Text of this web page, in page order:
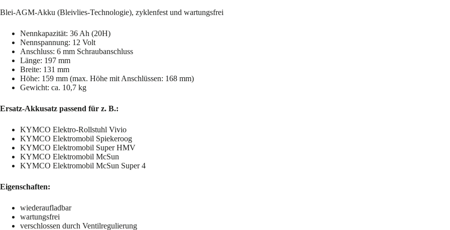
Blei-AGM-Akku (Bleivlies-Technologie), zyklenfest und wartungsfrei
Nennkapazität: 36 Ah (20H)
Nennspannung: 12 Volt
Anschluss: 6 mm Schraubanschluss
Länge: 197 mm
Breite: 131 mm
Höhe: 159 mm (max. Höhe mit Anschlüssen: 168 mm)
Gewicht: ca. 10,7 kg
Ersatz-Akkusatz passend für z. B.:
KYMCO Elektro-Rollstuhl Vivio
KYMCO Elektromobil Spiekeroog
KYMCO Elektromobil Super HMV
KYMCO Elektromobil McSun
KYMCO Elektromobil McSun Super 4
Eigenschaften:
wiederaufladbar
wartungsfrei
verschlossen durch Ventilregulierung